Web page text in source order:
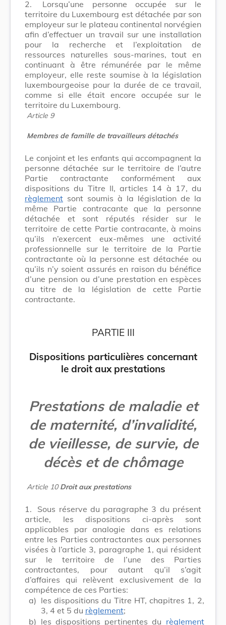
2.
Lorsqu’une personne occupée sur le
territoire du Luxembourg est détachée par son
employeur sur le plateau continental norvégien
afin d’effectuer un travail sur une installation
pour la recherche et l’exploitation de
ressources naturelles sous-marines, tout en
continuant à être rémunérée par le même
employeur, elle reste soumise à la législation
luxembourgeoise pour la durée de ce travail,
comme si elle était encore occupée sur le
territoire du Luxembourg.
Article 9
Membres de famille de travailleurs détachés
Le conjoint et les enfants qui accompagnent la
personne détachée sur le territoire de l’autre
Partie contractante conformément aux
dispositions du Titre II, articles 14 à 17, du
règlement sont soumis à la législation de la
même Partie contracante que la personne
détachée et sont réputés résider sur le
territoire de cette Partie contracante, à moins
qu’ils n’exercent eux-mêmes une activité
professionnelle sur le territoire de la Partie
contractante où la personne est détachée ou
qu’ils n’y soient assurés en raison du bénéfice
d’une pension ou d’une prestation en espèces
au titre de la législation de cette Partie
contractante.
PARTIE III
Dispositions particulières concernant
le droit aux prestations
Prestations de maladie et
de maternité, d’invalidité,
de vieillesse, de survie, de
décès et de chômage
Article 10 Droit aux prestations
1.
Sous réserve du paragraphe 3 du présent
article, les dispositions ci-après sont
applicables par analogie dans es relations
entre les Parties contractantes aux personnes
visées à l’article 3, paragraphe 1, qui résident
sur le territoire de l’une des Parties
contractantes, pour autant qu’il s’agit
d’affaires qui relèvent exclusivement de la
compétence de ces Parties:
a) les dispositions du Titre HT, chapitres 1, 2,
3, 4 et 5 du règlement;
b) les dispositions pertinentes du règlement